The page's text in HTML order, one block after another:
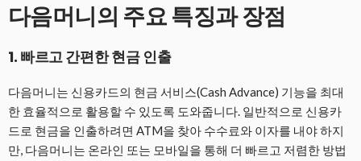
다음머니의 주요 특징과 장점
1. 빠르고 간편한 현금 인출
다음머니는 신용카드의 현금 서비스(Cash Advance) 기능을 최대
한 효율적으로 활용할 수 있도록 도와줍니다. 일반적으로 신용카
드로 현금을 인출하려면 ATM을 찾아 수수료와 이자를 내야 하지
만, 다음머니는 온라인 또는 모바일을 통해 더 빠르고 저렴한 방법